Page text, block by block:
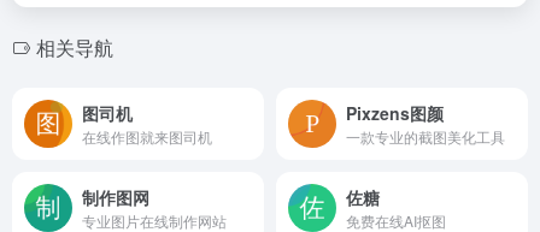
相关导航
图司机
在线作图就来图司机
Pixzens图颜
一款专业的截图美化工具
制作图网
专业图片在线制作网站
佐糖
免费在线AI抠图